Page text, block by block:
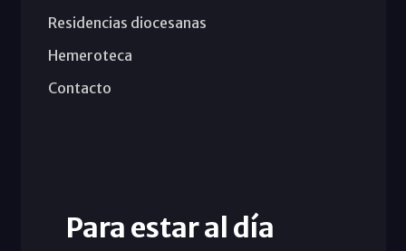
Residencias diocesanas
Hemeroteca
Contacto
Para estar al día